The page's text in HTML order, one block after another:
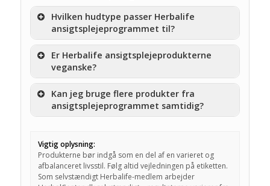
Hvilken hudtype passer Herbalife
ansigtsplejeprogrammet til?
Er Herbalife ansigtsplejeprodukterne
veganske?
Kan jeg bruge flere produkter fra
ansigtsplejeprogrammet samtidig?
Vigtig oplysning:
Produkterne bør indgå som en del af en varieret og
afbalanceret livsstil. Følg altid vejledningen på etiketten.
Som selvstændigt Herbalife-medlem arbejder